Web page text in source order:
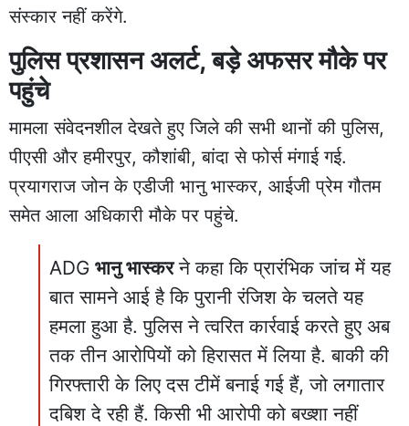
संस्कार नहीं करेंगे.
पुलिस प्रशासन अलर्ट, बड़े अफसर मौके पर
पहुंचे
मामला संवेदनशील देखते हुए जिले की सभी थानों की पुलिस,
पीएसी और हमीरपुर, कौशांबी, बांदा से फोर्स मंगाई गई.
प्रयागराज जोन के एडीजी भानु भास्कर, आईजी प्रेम गौतम
समेत आला अधिकारी मौके पर पहुंचे.
ADG भानु भास्करने कहा कि प्रारंभिक जांच में यह
बात सामने आई है कि पुरानी रंजिश के चलते यह
हमला हुआ है. पुलिस ने त्वरित कार्रवाई करते हुए अब
तक तीन आरोपियों को हिरासत में लिया है. बाकी की
गिरफ्तारी के लिए दस टीमें बनाई गई हैं, जो लगातार
दबिश दे रही हैं. किसी भी आरोपी को बख्शा नहीं